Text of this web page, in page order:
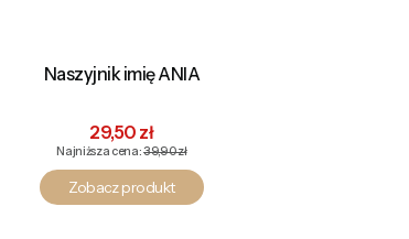
Naszyjnik imię ANIA
Cena promocyjna
29,50 zł
Najniższa cena:39,90 zł
Zobacz produkt